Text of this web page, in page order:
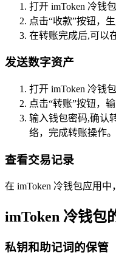
打开 imToken 冷钱
点击“收款”按钮，
在转账完成后,可以
发送数字资产
打开 imToken 冷钱
点击“转账”按钮，
输入钱包密码,确认
络，完成转账操作。
查看交易记录
在 imToken 冷钱包应用
imToken 冷钱包
私钥和助记词的保管